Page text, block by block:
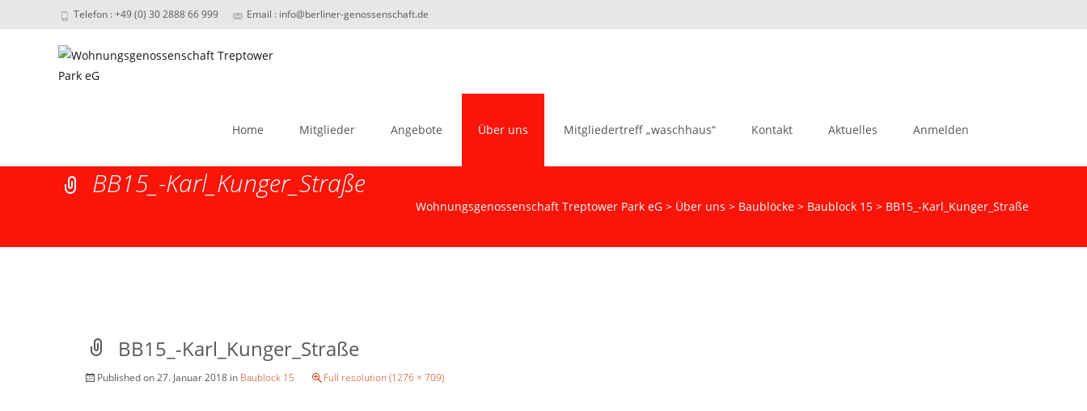
Telefon : +49 (0) 30 2888 66 999 Email : info@berliner-genossenschaft.de
Home Mitglieder Angebote Über uns Mitgliedertreff „waschhaus“ Kontakt Aktuelles Anmelden
BB15_-Karl_Kunger_Straße
Wohnungsgenossenschaft Treptower Park eG > Über uns > Baublöcke > Baublock 15 > BB15_-Karl_Kunger_Straße
BB15_-Karl_Kunger_Straße
Published on27. Januar 2018 in Baublock 15 Full resolution (1276 × 709)